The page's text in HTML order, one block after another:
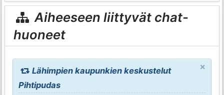
Aiheeseen liittyvät chat-
huoneet
×
Lähimpien kaupunkien keskustelut
Pihtipudas